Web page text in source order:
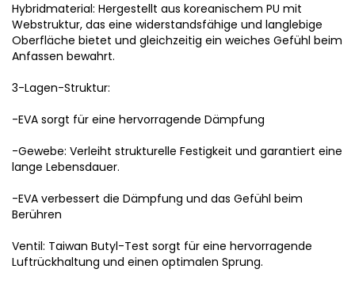
Hybridmaterial: Hergestellt aus koreanischem PU mit
Webstruktur, das eine widerstandsfähige und langlebige
Oberfläche bietet und gleichzeitig ein weiches Gefühl beim
Anfassen bewahrt.
3-Lagen-Struktur:
-EVA sorgt für eine hervorragende Dämpfung
-Gewebe: Verleiht strukturelle Festigkeit und garantiert eine
lange Lebensdauer.
-EVA verbessert die Dämpfung und das Gefühl beim
Berühren
Ventil: Taiwan Butyl-Test sorgt für eine hervorragende
Luftrückhaltung und einen optimalen Sprung.